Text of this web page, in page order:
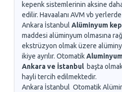
kepenk sistemlerinin aksine
edilir. Havaalanı AVM vb
Ankara İstanbul Alüminyum
maddesi alüminyum olmasına
ekstrüzyon olmak üzere
ikiye ayrılır. Otomatik
Ankara ve İstanbulbaşta
hayli tercih edilmektedir.
Ankara İstanbul Otomatik